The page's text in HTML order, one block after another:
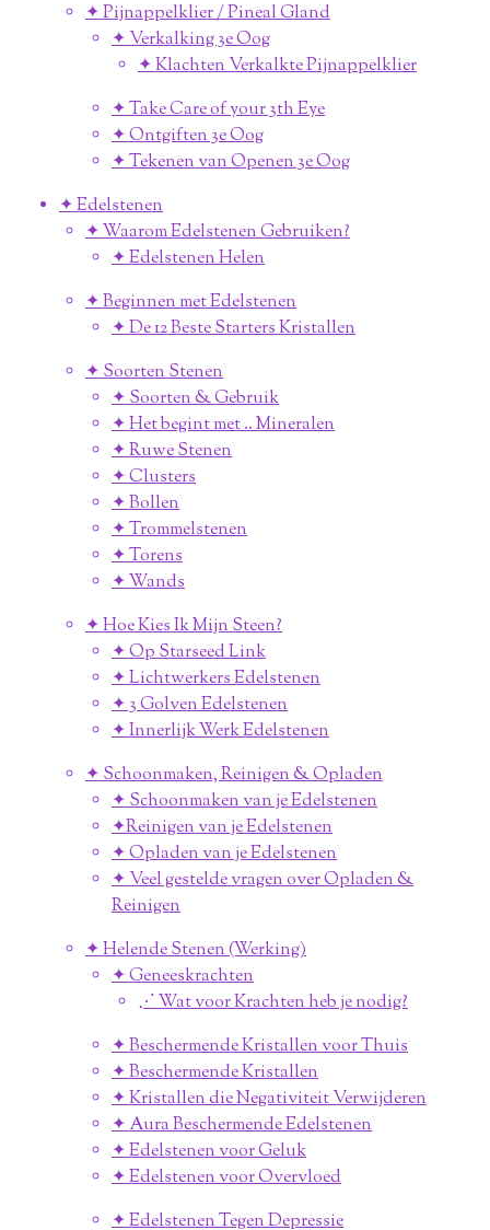
✦ Pijnappelklier / Pineal Gland
✦ Verkalking 3e Oog
✦ Klachten Verkalkte Pijnappelklier
✦ Take Care of your 3th Eye
✦ Ontgiften 3e Oog
✦ Tekenen van Openen 3e Oog
✦ Edelstenen
✦ Waarom Edelstenen Gebruiken?
✦ Edelstenen Helen
✦ Beginnen met Edelstenen
✦ De 12 Beste Starters Kristallen
✦ Soorten Stenen
✦ Soorten & Gebruik
✦ Het begint met .. Mineralen
✦ Ruwe Stenen
✦ Clusters
✦ Bollen
✦ Trommelstenen
✦ Torens
✦ Wands
✦ Hoe Kies Ik Mijn Steen?
✦ Op Starseed Link
✦ Lichtwerkers Edelstenen
✦ 3 Golven Edelstenen
✦ Innerlijk Werk Edelstenen
✦ Schoonmaken, Reinigen & Opladen
✦ Schoonmaken van je Edelstenen
✦Reinigen van je Edelstenen
✦ Opladen van je Edelstenen
✦ Veel gestelde vragen over Opladen &
Reinigen
✦ Helende Stenen (Werking)
✦ Geneeskrachten
⋰ Wat voor Krachten heb je nodig?
✦ Beschermende Kristallen voor Thuis
✦ Beschermende Kristallen
✦ Kristallen die Negativiteit Verwijderen
✦ Aura Beschermende Edelstenen
✦ Edelstenen voor Geluk
✦ Edelstenen voor Overvloed
✦ Edelstenen Tegen Depressie